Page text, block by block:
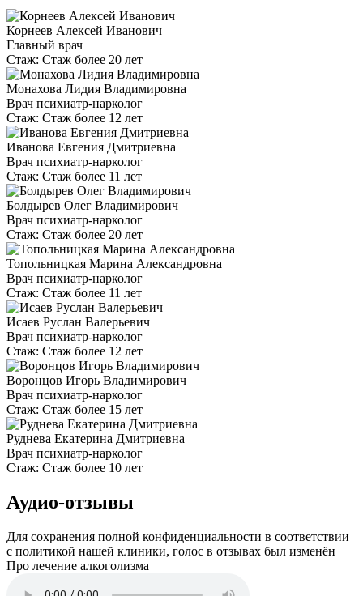
Корнеев Алексей Иванович
Главный врач
Стаж: Стаж более 20 лет
Монахова Лидия Владимировна
Врач психиатр-нарколог
Стаж: Стаж более 12 лет
Иванова Евгения Дмитриевна
Врач психиатр-нарколог
Стаж: Стаж более 11 лет
Болдырев Олег Владимирович
Врач психиатр-нарколог
Стаж: Стаж более 20 лет
Топольницкая Марина Александровна
Врач психиатр-нарколог
Стаж: Стаж более 11 лет
Исаев Руслан Валерьевич
Врач психиатр-нарколог
Стаж: Стаж более 12 лет
Воронцов Игорь Владимирович
Врач психиатр-нарколог
Стаж: Стаж более 15 лет
Руднева Екатерина Дмитриевна
Врач психиатр-нарколог
Стаж: Стаж более 10 лет
Аудио-отзывы
Для сохранения полной конфиденциальности в соответствии
с политикой нашей клиники, голос в отзывах был изменён
Про лечение алкоголизма